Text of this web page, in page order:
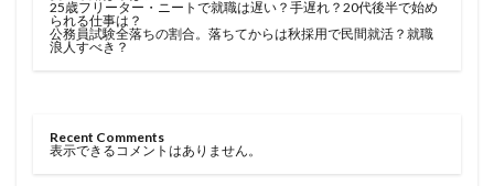
25歳フリーター・ニートで就職は遅い？手遅れ？20代後半で始め
られる仕事は？
公務員試験全落ちの割合。落ちてからは秋採用で民間就活？就職
浪人すべき？
Recent Comments
表示できるコメントはありません。